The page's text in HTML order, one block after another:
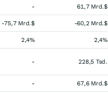
- 61,7 Mrd.$
-75,7 Mrd.$ -60,2 Mrd.$
2,4% 2,4%
- 228,5 Tsd.
- 67,6 Mrd.$